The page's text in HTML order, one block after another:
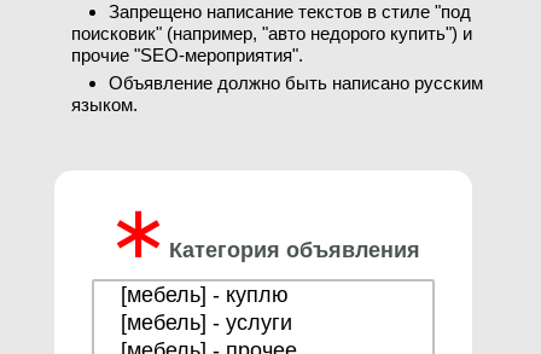
Запрещено написание текстов в стиле "под
поисковик" (например, "авто недорого купить") и
прочие "SEO-мероприятия".
Объявление должно быть написано русским
языком.
∗ Категория объявления